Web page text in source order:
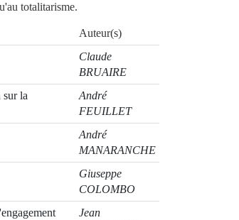
totalitarisme.
Auteur(s)
Claude
BRUAIRE
sur la
André
FEUILLET
André
MANARANCHE
Giuseppe
COLOMBO
Jean